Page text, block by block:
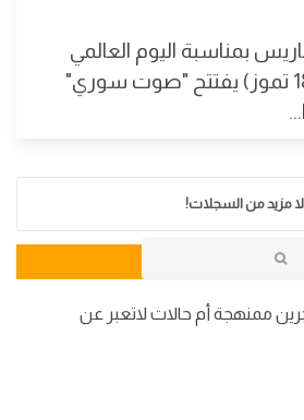
بمناسبة اليوم العالمي
لنيلسون مانديلا (18 تموز) يفتتح "صوت سوري"
لا مزيد من السجلات!
ممنهجة أم حالات لاتعبر عن